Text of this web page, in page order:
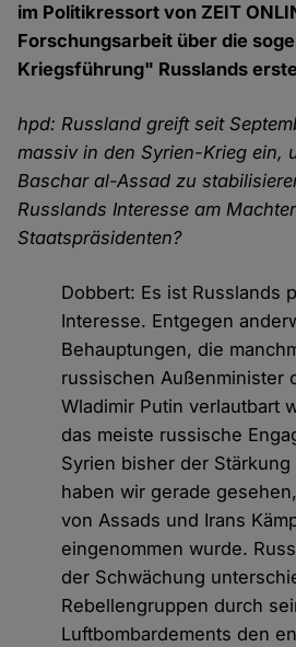
im Politikressort von ZEIT
Forschungsarbeit über die
Kriegsführung" Russlands
hpd: Russland greift seit
massiv in den Syrien-Krieg ein,
Baschar al-Assad zu
Russlands Interesse am
Staatspräsidenten?
Dobbert: Es ist Russlands
Interesse. Entgegen
Behauptungen, die
russischen Außenminister
Wladimir Putin verlautbart
das meiste russische
Syrien bisher der Stärkung
haben wir gerade
von Assads und Irans
eingenommen wurde.
der Schwächung
Rebellengruppen durch
Luftbombardements den